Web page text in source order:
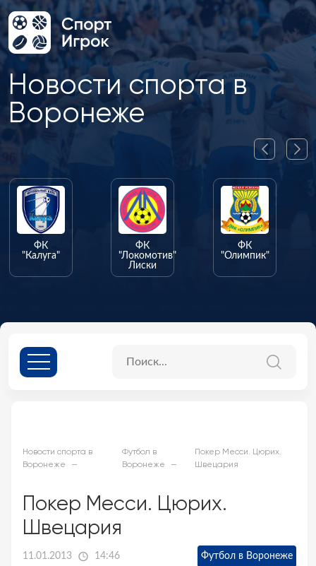
Новости спорта в
Воронеже
ФК
"Калуга"
ФК
"Локомотив"
Лиски
ФК
"Олимпик"
Новости спорта в
Воронеже
Футбол в
Воронеже
Покер Месси. Цюрих.
Швецария
Покер Месси. Цюрих.
Швецария
11.01.2013 14:46 Футбол в Воронеже